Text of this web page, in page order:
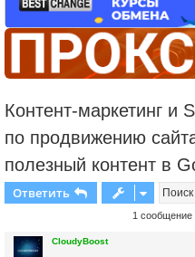
Контент-маркетинг и
по продвижению
полезный контент в
Ответить
1 сообщение
CloudyBoost